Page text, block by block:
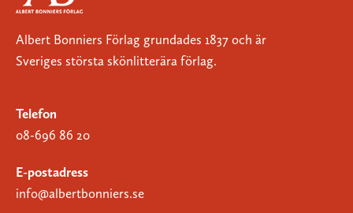
Albert Bonniers Förlag grundades 1837 och är
Sveriges största skönlitterära förlag.
Telefon
08-696 86 20
E-postadress
info@albertbonniers.se